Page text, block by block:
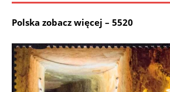
Polska zobacz więcej – 5520